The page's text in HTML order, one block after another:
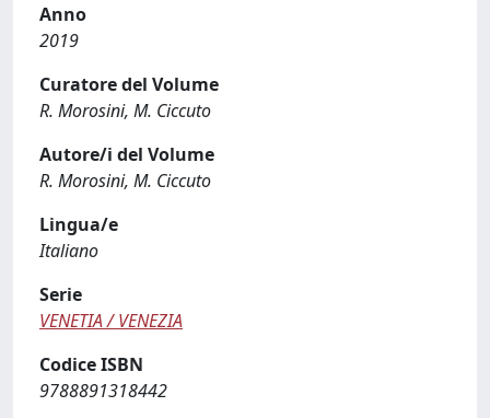
Anno
2019
Curatore del Volume
R. Morosini, M. Ciccuto
Autore/i del Volume
R. Morosini, M. Ciccuto
Lingua/e
Italiano
Serie
VENETIA / VENEZIA
Codice ISBN
9788891318442